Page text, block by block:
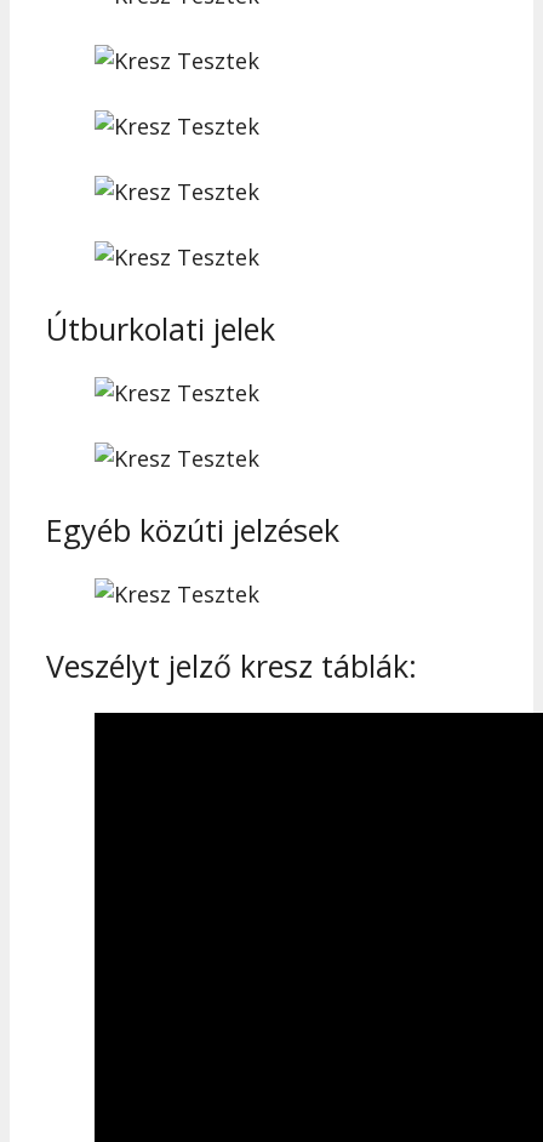
Útburkolati jelek
Egyéb közúti jelzések
Veszélyt jelző kresz táblák: